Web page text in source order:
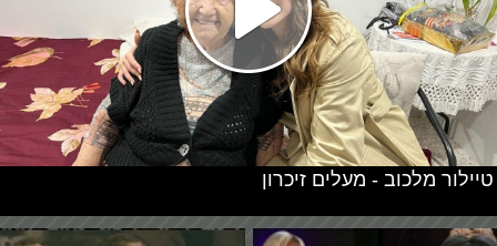
טיילור מלכוב - מעלים זיכרון